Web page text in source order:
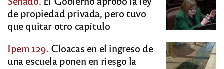
de propiedad privada, pero tuvo
que quitar otro capítulo
Ipem 129. Cloacas en el ingreso de
una escuela ponen en riesgo la